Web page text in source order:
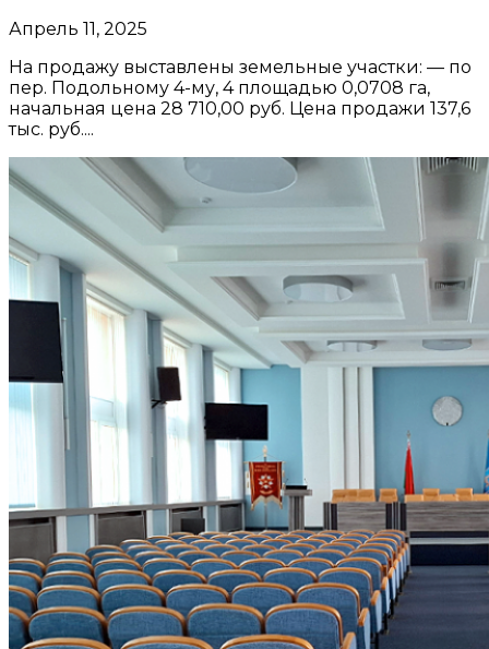
Апрель 11, 2025
На продажу выставлены земельные участки: — по
пер. Подольному 4-му, 4 площадью 0,0708 га,
начальная цена 28 710,00 руб. Цена продажи 137,6
тыс. руб....